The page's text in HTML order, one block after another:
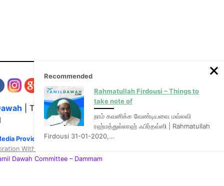
| The Media Hub for Islamic Lectures
Provider of video & audio mp3 tamil bayans
With
Dawah Committee – Dammam
Recommended
Rahmatullah Firdousi – Things to
take note of
நாம் கவனிக்க வேண்டியவை மவ்லவி
ரஹ்மத்துல்லாஹ் ஃபிர்தவ்ஸி | Rahmatullah
Firdousi 31-01-2020,…